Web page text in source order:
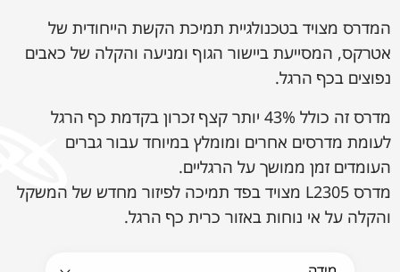
המדרס מצויד בטכנולגיית תמיכת הקשת הייחודית של
אטרקס, המסייעת ביישור הגוף ומניעה והקלה של כאבים
נפוצים בכף הרגל.
מדרס זה כולל 43% יותר קצף זכרון בקדמת כף הרגל
לעומת מדרסים אחרים ומומלץ במיוחד עבור גברים
העומדים זמן ממושך על הרגליים.
מדרס L2305 מצויד בפד תמיכה לפיזור מחדש של המשקל
והקלה על אי נוחות באזור כרית כף הרגל.